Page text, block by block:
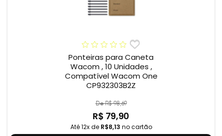
Ponteiras para Caneta
Wacom , 10 Unidades ,
Compatível Wacom One
CP932303B2Z
De R$ 98,69
R$ 79,90
Até 12x de R$8,13 no cartão